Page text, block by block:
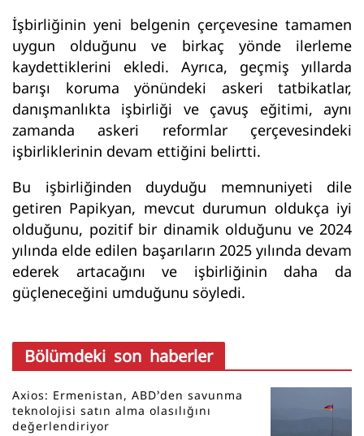
İşbirliğinin yeni belgenin çerçevesine tamamen
uygun olduğunu ve birkaç yönde ilerleme
kaydettiklerini ekledi. Ayrıca, geçmiş yıllarda
barışı koruma yönündeki askeri tatbikatlar,
danışmanlıkta işbirliği ve çavuş eğitimi, aynı
zamanda askeri reformlar çerçevesindeki
işbirliklerinin devam ettiğini belirtti.
Bu işbirliğinden duyduğu memnuniyeti dile
getiren Papikyan, mevcut durumun oldukça iyi
olduğunu, pozitif bir dinamik olduğunu ve 2024
yılında elde edilen başarıların 2025 yılında devam
ederek artacağını ve işbirliğinin daha da
güçleneceğini umduğunu söyledi.
Bölümdeki son haberler
Axios: Ermenistan, ABD’den savunma
teknolojisi satın alma olasılığını
değerlendiriyor